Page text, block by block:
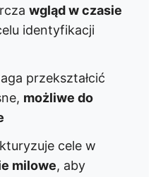
wgląd w czasie
identyfikacji
przekształcić
możliwe do
cele w
milowe, aby